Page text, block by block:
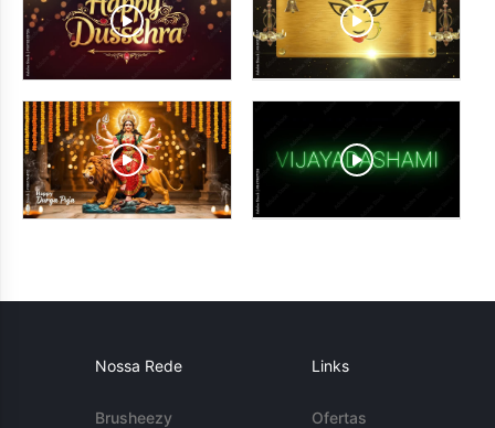
Nossa Rede
Brusheezy
Links
Ofertas